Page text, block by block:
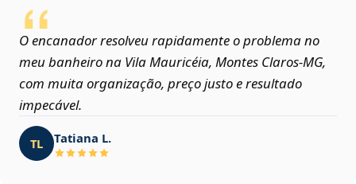
O encanador resolveu rapidamente o problema no
meu banheiro na Vila Mauricéia, Montes Claros‑MG,
com muita organização, preço justo e resultado
impecável.
TL Tatiana L.